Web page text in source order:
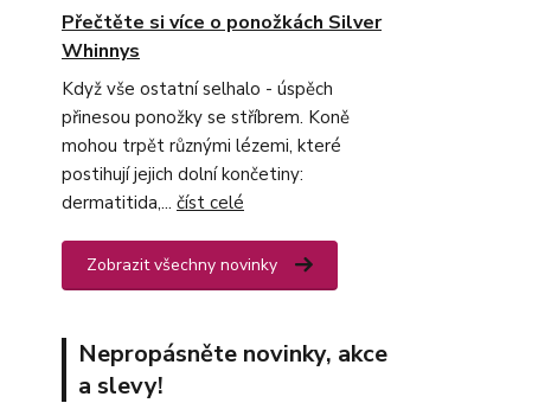
Přečtěte si více o ponožkách Silver
Whinnys
Když vše ostatní selhalo - úspěch
přinesou ponožky se stříbrem. Koně
mohou trpět různými lézemi, které
postihují jejich dolní končetiny:
dermatitida,... číst celé
Zobrazit všechny novinky
Nepropásněte novinky, akce
a slevy!